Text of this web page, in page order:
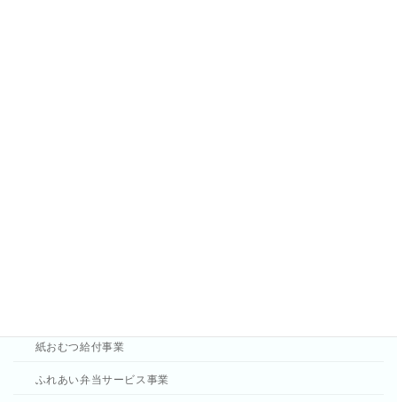
紙おむつ給付事業
ふれあい弁当サービス事業